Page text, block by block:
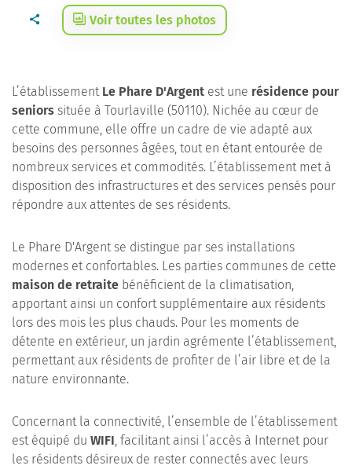
Voir toutes les photos
L’établissement Le Phare D'Argent est une résidence pour
seniors située à Tourlaville (50110). Nichée au cœur de
cette commune, elle offre un cadre de vie adapté aux
besoins des personnes âgées, tout en étant entourée de
nombreux services et commodités. L’établissement met à
disposition des infrastructures et des services pensés pour
répondre aux attentes de ses résidents.
Le Phare D'Argent se distingue par ses installations
modernes et confortables. Les parties communes de cette
maison de retraite bénéficient de la climatisation,
apportant ainsi un confort supplémentaire aux résidents
lors des mois les plus chauds. Pour les moments de
détente en extérieur, un jardin agrémente l’établissement,
permettant aux résidents de profiter de l’air libre et de la
nature environnante.
Concernant la connectivité, l’ensemble de l’établissement
est équipé du WIFI, facilitant ainsi l’accès à Internet pour
les résidents désireux de rester connectés avec leurs